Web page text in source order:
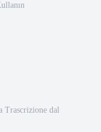
Trascrizione dal